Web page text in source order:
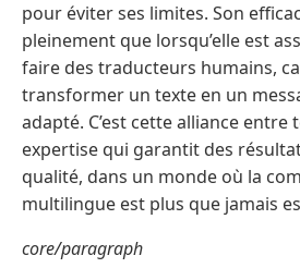
pour éviter ses limites. Son
pleinement que lorsqu’elle est
faire des traducteurs humains,
transformer un texte en un
adapté. C’est cette alliance entre
expertise qui garantit des
qualité, dans un monde où la
multilingue est plus que jamais
core/paragraph